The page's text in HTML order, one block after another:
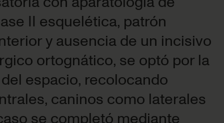
II esquelética, patrón
y ausencia de un incisivo
ortognático, se optó por la
espacio, recolocando
caninos como laterales
se completó mediante